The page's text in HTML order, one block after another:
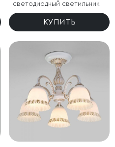
светодиодный светильник
КУПИТЬ